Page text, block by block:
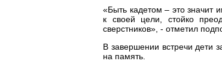
«Быть кадетом – это значит
к своей цели, стойко
сверстников», - отметил
В завершении встречи дети
на память.